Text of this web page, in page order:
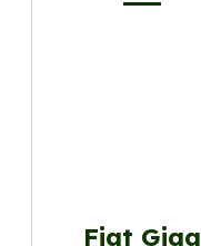
Fiat Giga